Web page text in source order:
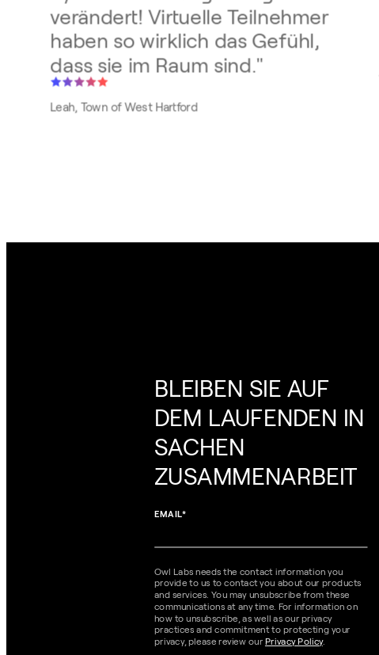
verändert! Virtuelle Teilnehmer
haben so wirklich das Gefühl,
dass sie im Raum sind."
Leah, Town of West Hartford
BLEIBEN SIE AUF
DEM LAUFENDEN IN
SACHEN
ZUSAMMENARBEIT
EMAIL*
Owl Labs needs the contact information you
provide to us to contact you about our products
and services. You may unsubscribe from these
communications at any time. For information on
how to unsubscribe, as well as our privacy
practices and commitment to protecting your
privacy, please review our Privacy Policy.